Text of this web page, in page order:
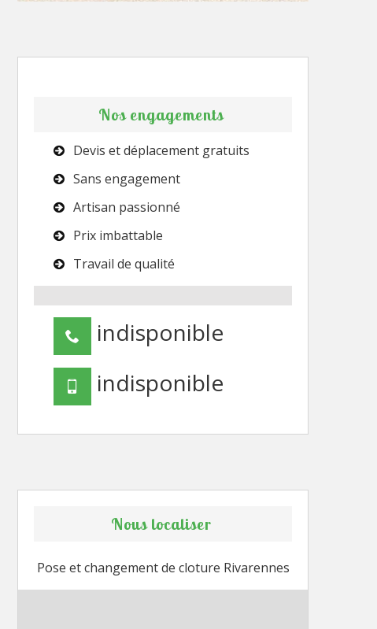
Nos engagements
Devis et déplacement gratuits
Sans engagement
Artisan passionné
Prix imbattable
Travail de qualité
indisponible
indisponible
Nous localiser
Pose et changement de cloture Rivarennes